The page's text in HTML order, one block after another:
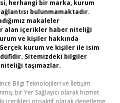
herhangi bir marka, kurum
bulunmamaktadır.
makaleler
alan içerikler haber niteliği
ve kişiler hakkında
kurum ve kişiler ile isim
Sitemizdeki bilgiler
taşımazlar.
Bilgi Teknolojileri ve İletişim
bir Yer Sağlayıcı olarak hizmet
içerikleri proaktif olarak denetleme